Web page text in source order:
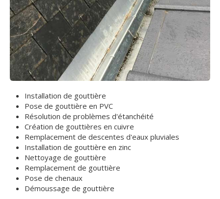
Installation de gouttière
Pose de gouttière en PVC
Résolution de problèmes d'étanchéité
Création de gouttières en cuivre
Remplacement de descentes d'eaux pluviales
Installation de gouttière en zinc
Nettoyage de gouttière
Remplacement de gouttière
Pose de chenaux
Démoussage de gouttière